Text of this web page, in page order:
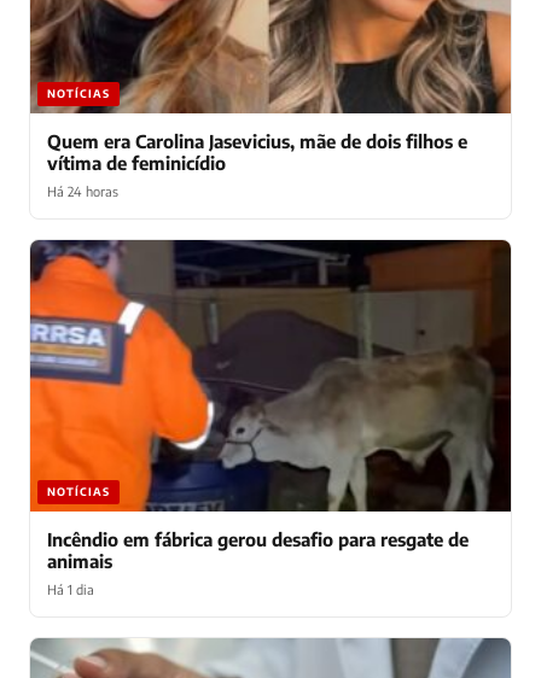
NOTÍCIAS
Quem era Carolina Jasevicius, mãe de dois filhos e
vítima de feminicídio
Há 24 horas
NOTÍCIAS
Incêndio em fábrica gerou desafio para resgate de
animais
Há 1 dia